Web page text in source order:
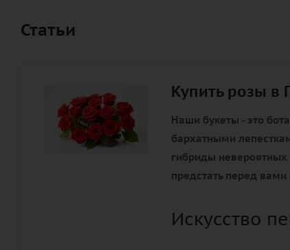
Статьи
Купить розы в
Наши букеты - это
бархатными
гибриды невероятных
предстать перед
Искусство